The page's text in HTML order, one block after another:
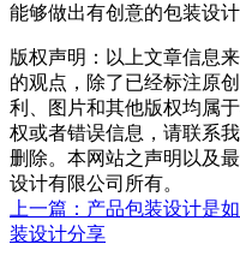
能够做出有创意的包装设计
版权声明：以上文章信息
的观点，除了已经标注原
利、图片和其他版权均属
权或者错误信息，请联系
删除。本网站之声明以及
设计有限公司所有。
上一篇：产品包装设计是
装设计分享